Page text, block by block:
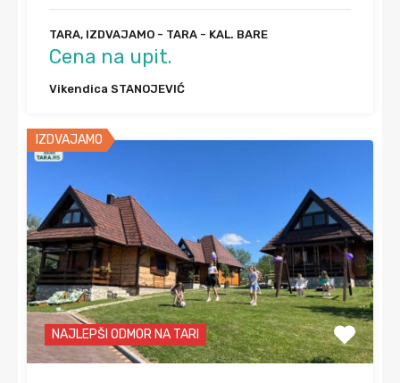
TARA, IZDVAJAMO - TARA - KAL. BARE
Cena na upit.
Vikendica STANOJEVIĆ
IZDVAJAMO
NAJLEPŠI ODMOR NA TARI